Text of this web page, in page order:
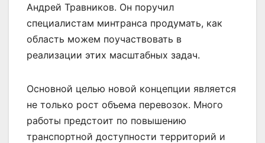
Андрей Травников. Он поручил
специалистам минтранса продумать, как
область можем поучаствовать в
реализации этих масштабных задач.
Основной целью новой концепции является
не только рост объема перевозок. Много
работы предстоит по повышению
транспортной доступности территорий и